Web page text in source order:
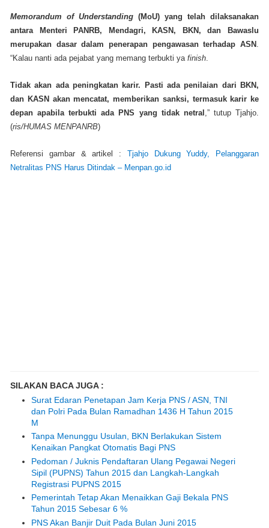
Memorandum of Understanding (MoU) yang telah dilaksanakan
antara Menteri PANRB, Mendagri, KASN, BKN, dan Bawaslu
merupakan dasar dalam penerapan pengawasan terhadap ASN
“Kalau nanti ada pejabat yang memang terbukti ya finish
Tidak akan ada peningkatan karir. Pasti ada penilaian dari BKN,
dan KASN akan mencatat, memberikan sanksi, termasuk karir ke
depan apabila terbukti ada PNS yang tidak netral ,” tutup Tjahjo.
(ris/HUMAS MENPANRB)
Referensi gambar & artikel : Tjahjo Dukung Yuddy, Pelanggaran
Netralitas PNS Harus Ditindak – Menpan.go.id
SILAKAN BACA JUGA :
Surat Edaran Penetapan Jam Kerja PNS / ASN, TNI
dan Polri Pada Bulan Ramadhan 1436 H Tahun 2015
M
Tanpa Menunggu Usulan, BKN Berlakukan Sistem
Kenaikan Pangkat Otomatis Bagi PNS
Pedoman / Juknis Pendaftaran Ulang Pegawai Negeri
Sipil (PUPNS) Tahun 2015 dan Langkah-Langkah
Registrasi PUPNS 2015
Pemerintah Tetap Akan Menaikkan Gaji Bekala PNS
Tahun 2015 Sebesar 6 %
PNS Akan Banjir Duit Pada Bulan Juni 2015